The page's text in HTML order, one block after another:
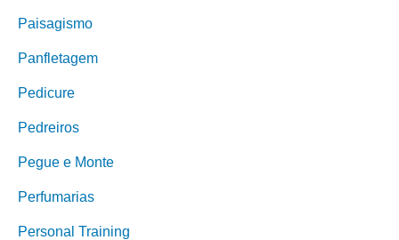
Paisagismo
Panfletagem
Pedicure
Pedreiros
Pegue e Monte
Perfumarias
Personal Training